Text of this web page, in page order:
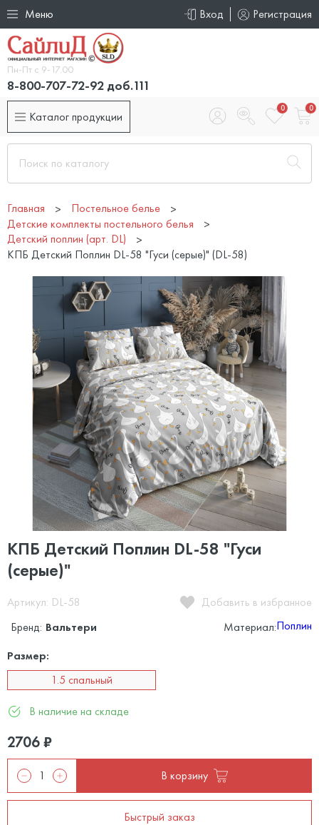
Меню Вход Регистрация
Пн-Пт с 9-17.00
8-800-707-72-92 доб.111
Каталог продукции
0 0
Главная
Постельное белье
Детские комплекты постельного белья
Детский поплин (арт. DL)
КПБ Детский Поплин DL-58 "Гуси (серые)" (DL-58)
КПБ Детский Поплин DL-58 "Гуси
(серые)"
Артикул: DL-58
Добавить в избранное
Бренд: Вальтери Материал:Поплин
Размер:
1.5 спальный
В наличие на складе
2706₽
В корзину
Быстрый заказ